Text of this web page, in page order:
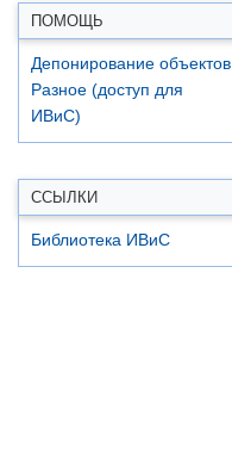
ПОМОЩЬ
Депонирование объектов
Разное (доступ для
ИВиС)
ССЫЛКИ
Библиотека ИВиС